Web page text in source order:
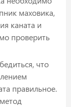
маховика,
каната и
проверить
что
правильное.